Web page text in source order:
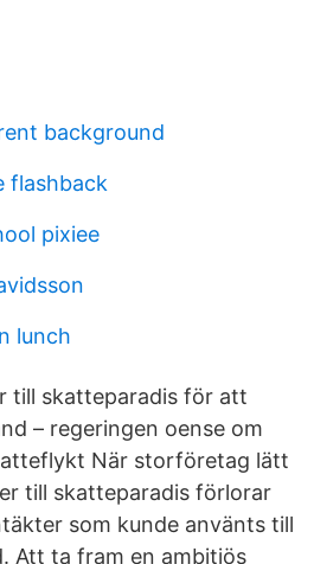
background
flashback
pixiee
lunch
till skatteparadis för att
– regeringen oense om
När storföretag lätt
till skatteparadis förlorar
som kunde använts till
Att ta fram en ambitiös